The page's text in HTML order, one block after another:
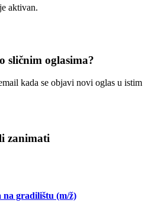
aktivan.
sličnim oglasima?
kada se objavi novi oglas u istim
zanimati
na gradilištu (m/ž)